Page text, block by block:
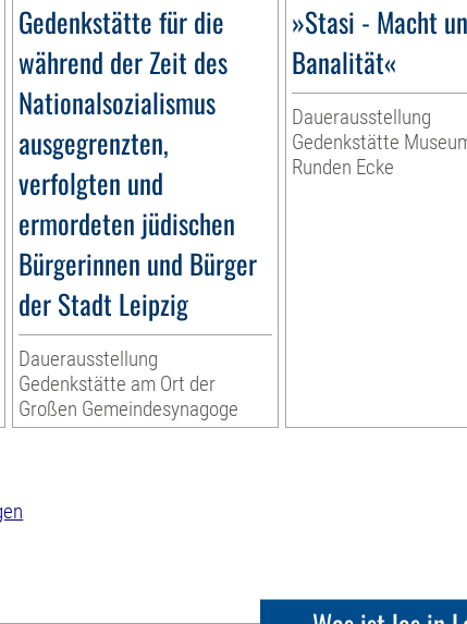
Gedenkstätte für die
während der Zeit des
Nationalsozialismus
ausgegrenzten,
verfolgten und
ermordeten jüdischen
Bürgerinnen und Bürger
der Stadt Leipzig
Dauerausstellung
Gedenkstätte am Ort der
Großen Gemeindesynagoge
»Stasi - Macht
Banalität«
Dauerausstellung
Gedenkstätte
Runden Ecke